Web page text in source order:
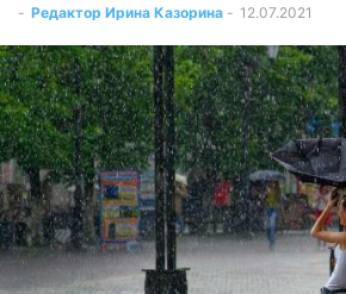
- Редактор Ирина Казорина - 12.07.2021